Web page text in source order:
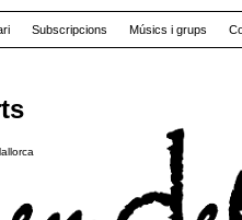
Subscripcions Músics i grups